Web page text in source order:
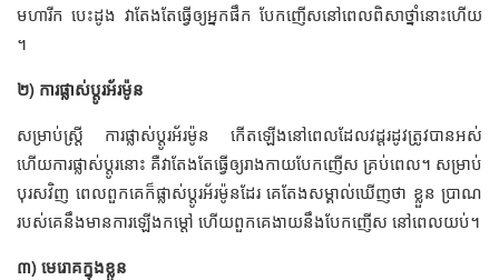
មហារីក បេះដូង វាតែងតែធ្វើឲ្យអ្នកផឹក បែកញើសនៅពេលពិសាថ្នាំនោះហើយ
។
២) ការផ្លាស់ប្ដូរអ័រម៉ូន
សម្រាប់ស្រ្ដី ការផ្លាស់ប្ដូរអ័រម៉ូន កើតឡើងនៅពេលដែលវដ្ដរដូវត្រូវបានអស់
ហើយការផ្លាស់ប្ដូរនោះ គឺវាតែងតែធ្វើឲ្យរាងកាយបែកញើស គ្រប់ពេល។ សម្រាប់
បុរសវិញ ពេលពួកគេក៏ផ្លាស់ប្ដូរអ័រម៉ូនដែរ គេតែងសម្គាល់ឃើញថា ខ្លួន ប្រាណ
របស់គេនឹងមានការឡើងកម្ដៅ ហើយពួកគេងាយនឹងបែកញើស នៅពេលយប់។
៣) មេរោគក្នុងខ្លួន